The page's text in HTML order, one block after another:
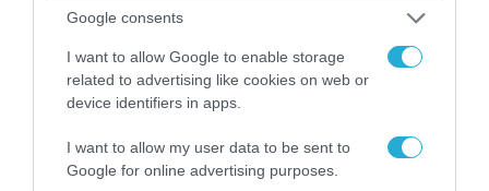
Google consents
I want to allow Google to enable storage
related to advertising like cookies on web or
device identifiers in apps.
I want to allow my user data to be sent to
Google for online advertising purposes.